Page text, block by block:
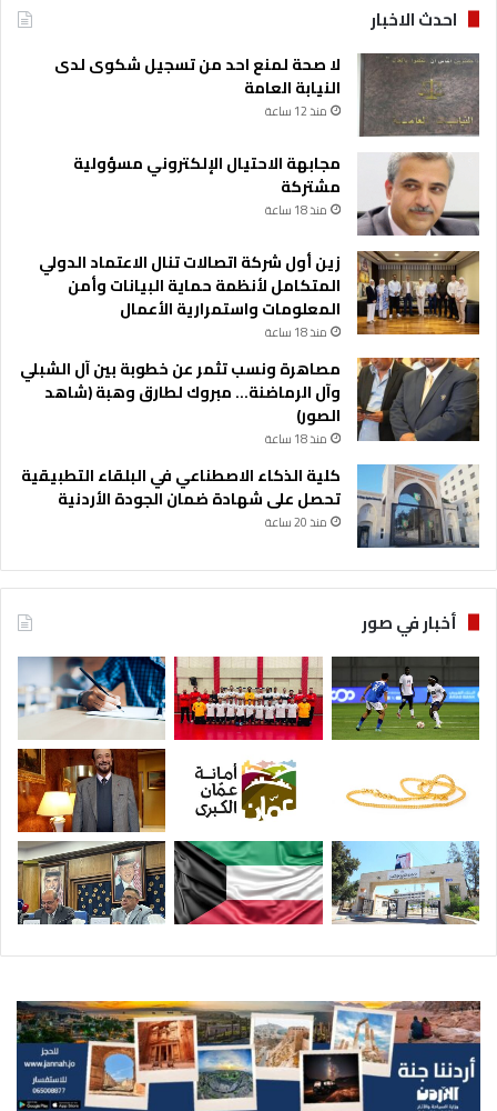
احدث الاخبار
لا صحة لمنع احد من تسجيل شكوى لدى
النيابة العامة
منذ 12 ساعة
مجابهة الاحتيال الإلكتروني مسؤولية
مشتركة
منذ 18 ساعة
زين أول شركة اتصالات تنال الاعتماد الدولي
المتكامل لأنظمة حماية البيانات وأمن
المعلومات واستمرارية الأعمال
منذ 18 ساعة
مصاهرة ونسب تثمر عن خطوبة بين آل الشبلي
وآل الرماضنة… مبروك لطارق وهبة (شاهد
الصور)
منذ 18 ساعة
كلية الذكاء الاصطناعي في البلقاء التطبيقية
تحصل على شهادة ضمان الجودة الأردنية
منذ 20 ساعة
أخبار في صور